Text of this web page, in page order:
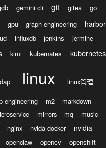
gemini cli git gitea go
gpu graph engineering harbor
influxdb jenkins
jermine
kimi kubernates kubernetes
linux linux管理
engineering m2
markdown
mirrors mq
music
nginx nvida-docker nvidia
openclaw opencv
openshift